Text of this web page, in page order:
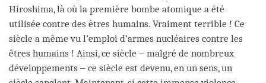
Hiroshima, là où la première bombe atomique a été
utilisée contre des êtres humains. Vraiment terrible ! Ce
siècle a même vu l’emploi d’armes nucléaires contre les
êtres humains ! Ainsi, ce siècle ‒ malgré de nombreux
développements ‒ ce siècle est devenu, en un sens, un